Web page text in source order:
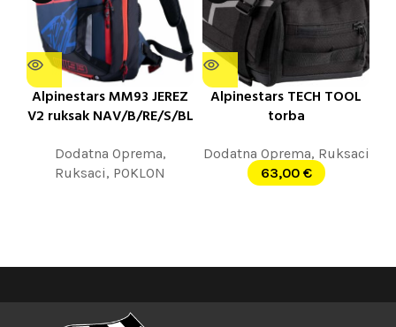
Alpinestars MM93 JEREZ
V2 ruksak NAV/B/RE/S/BL
Dodatna Oprema,
Ruksaci, POKLON
Alpinestars TECH TOOL
torba
Dodatna Oprema, Ruksaci
63,00 €